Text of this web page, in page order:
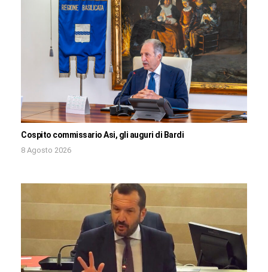
Cospito commissario Asi, gli auguri di Bardi
8 Agosto 2026